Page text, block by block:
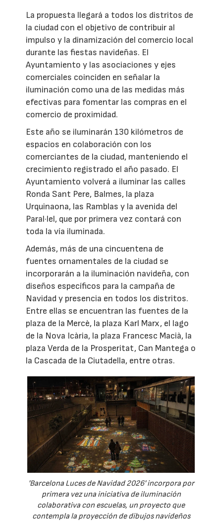
La propuesta llegará a todos los distritos de
la ciudad con el objetivo de contribuir al
impulso y la dinamización del comercio local
durante las fiestas navideñas. El
Ayuntamiento y las asociaciones y ejes
comerciales coinciden en señalar la
iluminación como una de las medidas más
efectivas para fomentar las compras en el
comercio de proximidad.
Este año se iluminarán 130 kilómetros de
espacios en colaboración con los
comerciantes de la ciudad, manteniendo el
crecimiento registrado el año pasado. El
Ayuntamiento volverá a iluminar las calles
Ronda Sant Pere, Balmes, la plaza
Urquinaona, las Ramblas y la avenida del
Paral·lel, que por primera vez contará con
toda la vía iluminada.
Además, más de una cincuentena de
fuentes ornamentales de la ciudad se
incorporarán a la iluminación navideña, con
diseños específicos para la campaña de
Navidad y presencia en todos los distritos.
Entre ellas se encuentran las fuentes de la
plaza de la Mercè, la plaza Karl Marx, el lago
de la Nova Icària, la plaza Francesc Macià, la
plaza Verda de la Prosperitat, Can Mantega o
la Cascada de la Ciutadella, entre otras.
'Barcelona Luces de Navidad 2026' incorpora por
primera vez una iniciativa de iluminación
colaborativa con escuelas, un proyecto que
contempla la proyección de dibujos navideños